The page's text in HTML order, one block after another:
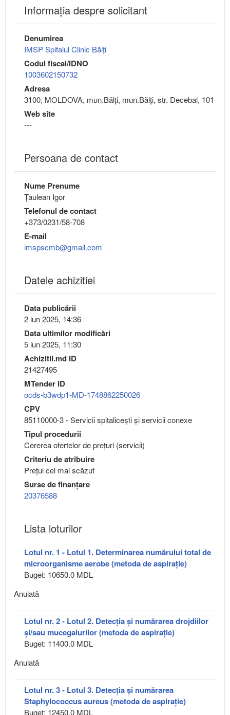
Informaţia despre solicitant
Denumirea
IMSP Spitalul Clinic Bălți
Codul fiscal/IDNO
1003602150732
Adresa
3100, MOLDOVA, mun.Bălţi, mun.Bălţi, str. Decebal, 101
Web site
---
Persoana de contact
Nume Prenume
Țaulean Igor
Telefonul de contact
+373/0231/58-708
E-mail
imspscmb@gmail.com
Datele achizitiei
Data publicării
2 iun 2025, 14:36
Data ultimilor modificări
5 iun 2025, 11:30
Achizitii.md ID
21427495
MTender ID
ocds-b3wdp1-MD-1748862250026
CPV
85110000-3 - Servicii spitaliceşti şi servicii conexe
Tipul procedurii
Cererea ofertelor de prețuri (servicii)
Criteriu de atribuire
Preţul cel mai scăzut
Surse de finanțare
20376588
Lista loturilor
Lotul nr. 1 - Lotul 1. Determinarea numărului total de
microorganisme aerobe (metoda de aspirație)
Buget: 10650.0 MDL
Anulată
Lotul nr. 2 - Lotul 2. Detecția și numărarea drojdiilor
și/sau mucegaiurilor (metoda de aspirație)
Buget: 11400.0 MDL
Anulată
Lotul nr. 3 - Lotul 3. Detecția și numărarea
Staphylococcus aureus (metoda de aspirație)
Buget: 12450.0 MDL